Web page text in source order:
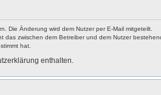
Die Änderung wird dem Nutzer per E-Mail mitgeteilt.
zwischen dem Betreiber und dem Nutzer
hat.
enthalten.